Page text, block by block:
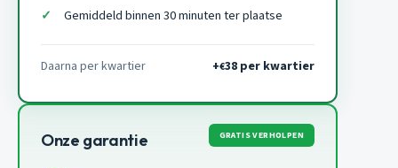
Gemiddeld binnen 30 minuten ter plaatse
Daarna per kwartier +€38 per kwartier
Onze garantie GRATIS VERHOLPEN